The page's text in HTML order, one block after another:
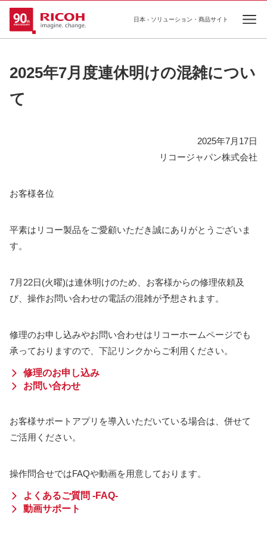
日本 - ソリューション・商品サイト
2025年7月度連休明けの混雑につい
て
2025年7月17日
リコージャパン株式会社
お客様各位
平素はリコー製品をご愛顧いただき誠にありがとうございま
す。
7月22日(火曜)は連休明けのため、お客様からの修理依頼及
び、操作お問い合わせの電話の混雑が予想されます。
修理のお申し込みやお問い合わせはリコーホームページでも
承っておりますので、下記リンクからご利用ください。
修理のお申し込み
お問い合わせ
お客様サポートアプリを導入いただいている場合は、併せて
ご活用ください。
操作問合せではFAQや動画を用意しております。
よくあるご質問 -FAQ-
動画サポート